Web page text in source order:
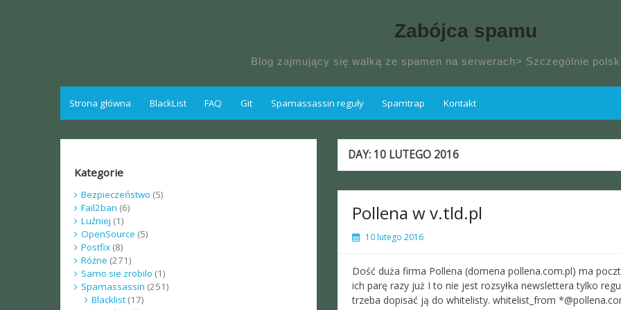
Zabójca spamu
Blog zajmujący się walką ze spamen na serwerach> Szczególnie
Strona główna BlackList FAQ Git Spamassassin reguły Spamtrap Kontakt
DAY: 10 LUTEGO 2016
Pollena w v.tld.pl
10 lutego 2016
Dość duża firma Pollena (domena pollena.com.pl) ma
ich parę razy już I to nie jest rozsyłka newslettera tylko
trzeba dopisać ją do whitelisty. whitelist_from
Kategorie
Bezpieczeństwo (5)
Fail2ban (6)
Luźniej (1)
OpenSource (5)
Postfix(8)
Różne (271)
Samo sie zrobilo (1)
Spamassassin (251)
Blacklist(17)